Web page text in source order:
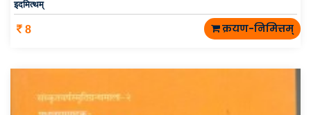
इदमित्थम्
8 क्रयण-निमित्तम्